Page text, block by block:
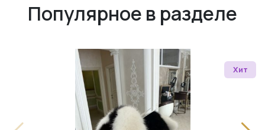
Популярное в разделе
Хит